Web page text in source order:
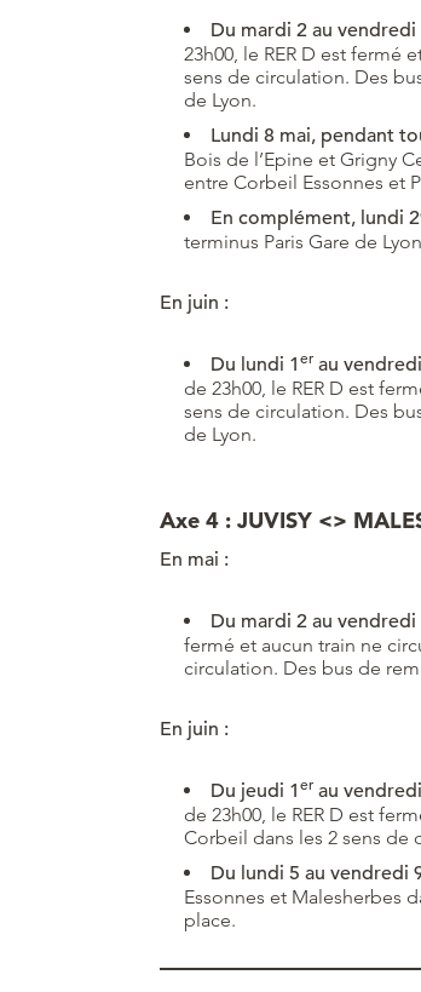
Du mardi 2 au vendredi
23h00, le RER D est fermé
sens de circulation. Des
de Lyon.
Lundi 8 mai, pendant
Bois de l’Epine et Grigny
entre Corbeil Essonnes et
En complément, lundi
terminus Paris Gare de
En juin :
Du lundi 1er au
de 23h00, le RER D est
sens de circulation. Des
de Lyon.
Axe 4 : JUVISY <>
En mai :
Du mardi 2 au
fermé et aucun train ne
circulation. Des bus de
En juin :
Du jeudi 1er au
de 23h00, le RER D est
Corbeil dans les 2 sens de
Du lundi 5 au vendredi
Essonnes et Malesherbes
place.